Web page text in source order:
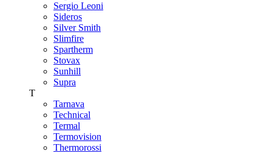
Sergio Leoni
Sideros
Silver Smith
Slimfire
Spartherm
Stovax
Sunhill
Supra
T
Tarnava
Technical
Termal
Termovision
Thermorossi